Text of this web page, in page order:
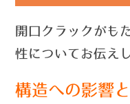
開口クラックがも
性についてお伝え
構造への影響